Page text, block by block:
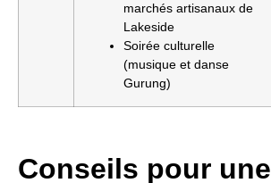
marchés artisanaux de
Lakeside
Soirée culturelle
(musique et danse
Gurung)
Conseils pour une